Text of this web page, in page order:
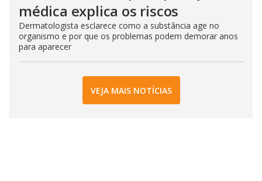
médica explica os riscos
Dermatologista esclarece como a substância age no
organismo e por que os problemas podem demorar anos
para aparecer
VEJA MAIS NOTÍCIAS